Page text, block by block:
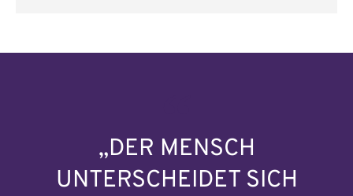
„DER MENSCH
UNTERSCHEIDET SICH